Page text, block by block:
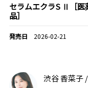
セラムエクラS Ⅱ［医
品］
2026-02-21
渋谷 香菜子